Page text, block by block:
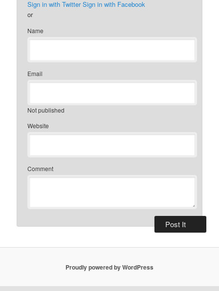
Sign in with Twitter Sign in with Facebook
or
Name
Email
Not published
Website
Comment
Proudly powered by WordPress